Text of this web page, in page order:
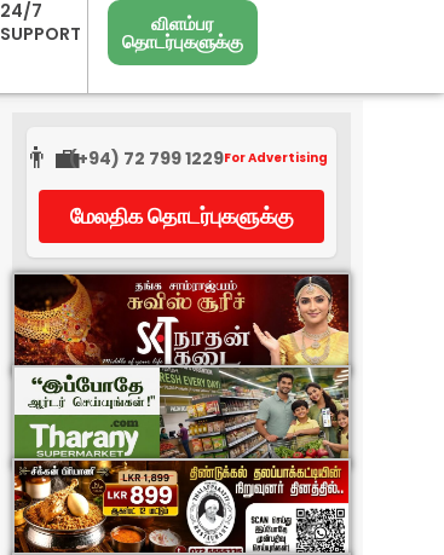
24/7
SUPPORT
விளம்பர
தொடர்புகளுக்கு
👨‍💼(+94) 72 799 1229For Advertising
மேலதிக தொடர்புகளுக்கு